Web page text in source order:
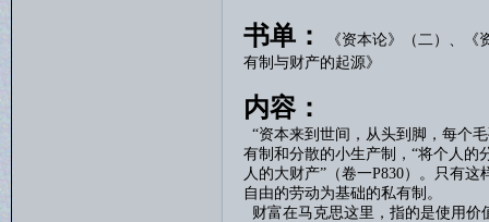
书单： 《资本论》（二）、
《
有制与财产的起源》
内容：
“资本来到世间，从头到脚，每个
有制和分散的小生产制，“将个人的
人的大财产”（卷一P830）。只有这
自由的劳动为基础的私有制。
财富在马克思这里，指的是使用价